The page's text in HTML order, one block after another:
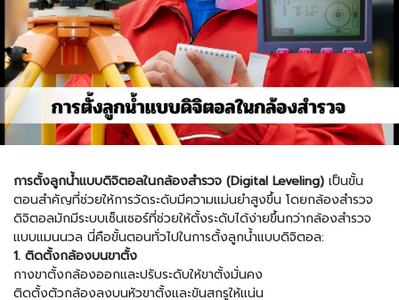
การตั้งลูกน้ำแบบดิจิตอลในกล้องสำรวจ (Digital Leveling) เป็นขั้น
ตอนสำคัญที่ช่วยให้การวัดระดับมีความแม่นยำสูงขึ้น โดยกล้องสำรวจ
ดิจิตอลมักมีระบบเซ็นเซอร์ที่ช่วยให้ตั้งระดับได้ง่ายขึ้นกว่ากล้องสำรวจ
แบบแมนนวล นี่คือขั้นตอนทั่วไปในการตั้งลูกน้ำแบบดิจิตอล:
1. ติดตั้งกล้องบนขาตั้ง
กางขาตั้งกล้องออกและปรับระดับให้ขาตั้งมั่นคง
ติดตั้งตัวกล้องลงบนหัวขาตั้งและขันสกรูให้แน่น